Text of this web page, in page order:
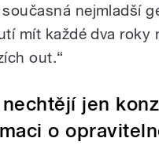
nejmladší
mít každé dva
out.“
jen
o